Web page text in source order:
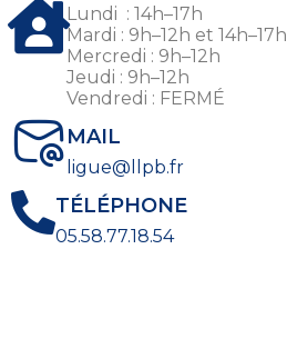
Lundi : 14h–17h
Mardi : 9h–12h et 14h–17h
Mercredi : 9h–12h
Jeudi : 9h–12h
Vendredi : FERMÉ
MAIL
ligue@llpb.fr
TÉLÉPHONE
05.58.77.18.54